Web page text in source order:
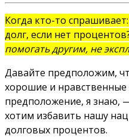
Когда кто-то
долг, если нет
помогать другим, не
Давайте предположим,
хорошие и
предположение, я знаю,
хотим избавить нашу
долговых процентов.